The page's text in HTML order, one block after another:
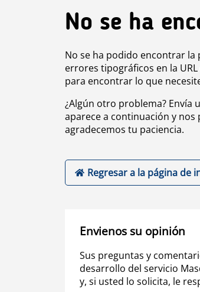
No se ha
No se ha podido encontrar la
errores tipográficos en la
para encontrar lo que
¿Algún otro problema? Envía
aparece a continuación y
agradecemos tu paciencia.
Regresar a la página de
Envienos su opinión
Sus preguntas y
desarrollo del servicio
y, si usted lo solicita, le